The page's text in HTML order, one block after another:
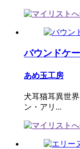
バウンドケ
あめ玉工房
犬耳猫耳異世
ン・アリ...